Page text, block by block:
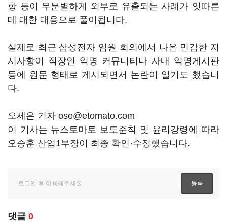
항 등이 무분별하게 외부로 유출되는 사례가 잇따른
데 대한 대응으로 풀이됩니다.
실제로 최근 삼성전자 임원 회의에서 나온 민감한 지
시사항이 직장인 익명 커뮤니티나 사내 익명게시판
등에 원문 형태로 게시되면서 논란이 일기도 했습니
다.
오세은 기자 ose@etomato.com
이 기사는 뉴스토마토 보도준칙 및 윤리강령에 따라
오승훈 산업1부장이 최종 확인·수정했습니다.
댓글 0